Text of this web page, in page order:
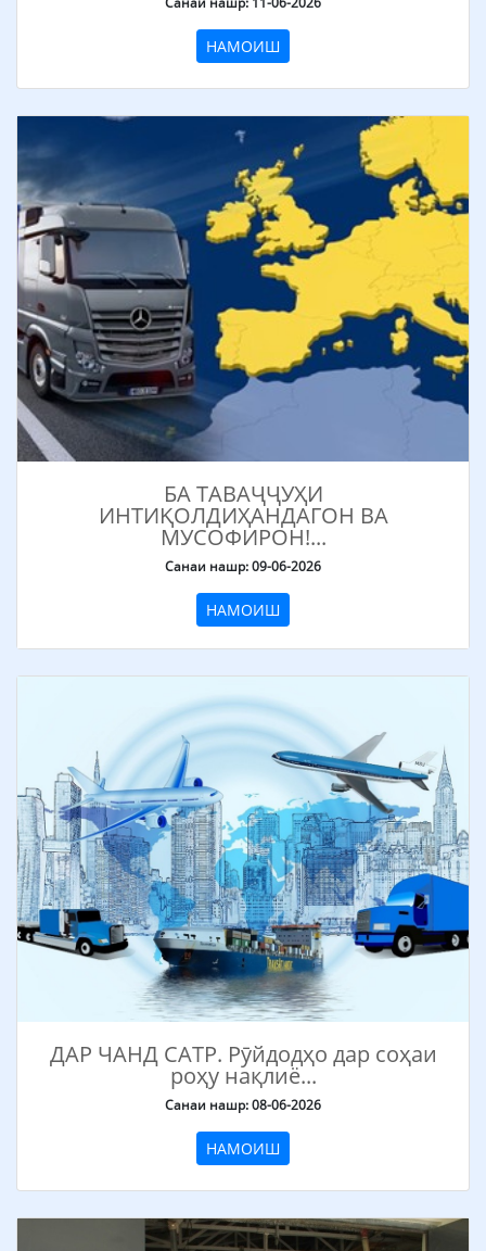
НАМОИШ
БА ТАВАҶҶУҲИ
ИНТИҚОЛДИҲАНДАГОН ВА
МУСОФИРОН!...
Санаи нашр: 09-06-2026
НАМОИШ
ДАР ЧАНД САТР. Рӯйдодҳо дар соҳаи
роҳу нақлиё...
Санаи нашр: 08-06-2026
НАМОИШ